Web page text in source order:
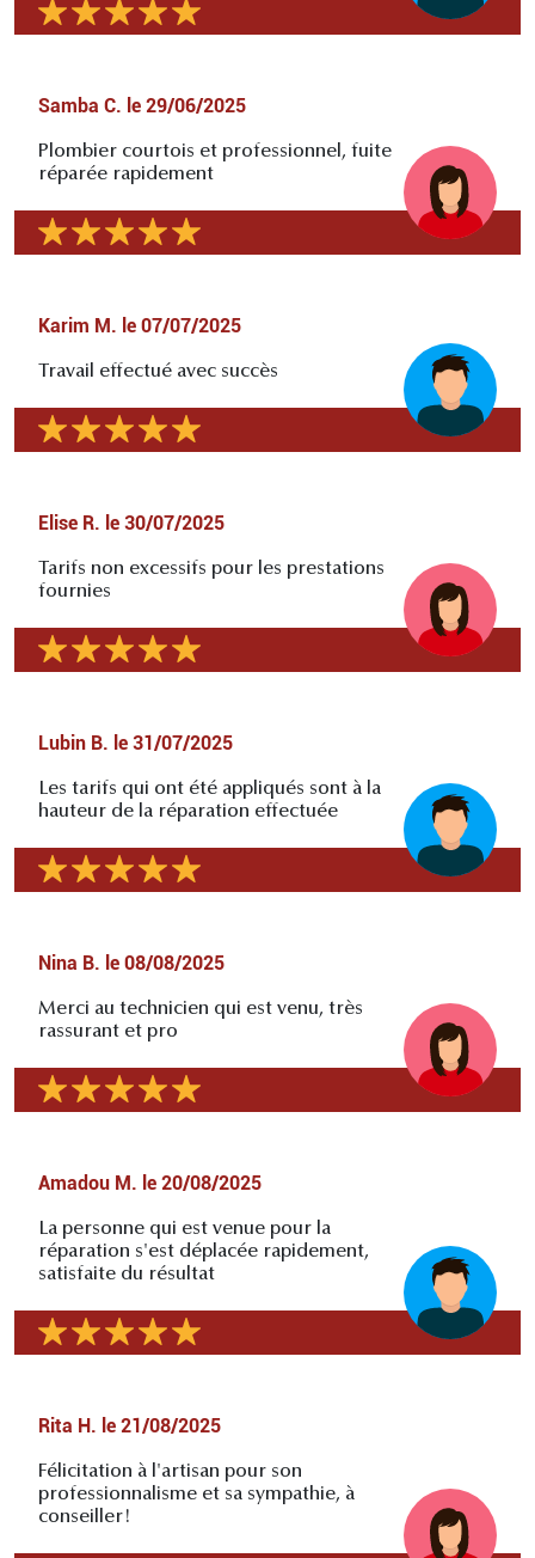
Samba C. le 29/06/2025
Plombier courtois et professionnel, fuite
réparée rapidement
Karim M. le 07/07/2025
Travail effectué avec succès
Elise R. le 30/07/2025
Tarifs non excessifs pour les prestations
fournies
Lubin B. le 31/07/2025
Les tarifs qui ont été appliqués sont à la
hauteur de la réparation effectuée
Nina B. le 08/08/2025
Merci au technicien qui est venu, très
rassurant et pro
Amadou M. le 20/08/2025
La personne qui est venue pour la
réparation s'est déplacée rapidement,
satisfaite du résultat
Rita H. le 21/08/2025
Félicitation à l'artisan pour son
professionnalisme et sa sympathie, à
conseiller!